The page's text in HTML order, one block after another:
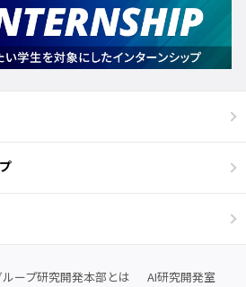
ループ研究開発本部とは
AI研究開発室